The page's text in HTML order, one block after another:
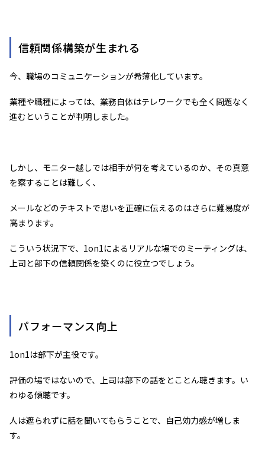
信頼関係構築が生まれる
今、職場のコミュニケーションが希薄化しています。
業種や職種によっては、業務自体はテレワークでも全く問題なく
進むということが判明しました。
しかし、モニター越しでは相手が何を考えているのか、その真意
を察することは難しく、
メールなどのテキストで思いを正確に伝えるのはさらに難易度が
高まります。
こういう状況下で、1on1によるリアルな場でのミーティングは、
上司と部下の信頼関係を築くのに役立つでしょう。
パフォーマンス向上
1on1は部下が主役です。
評価の場ではないので、上司は部下の話をとことん聴きます。い
わゆる傾聴です。
人は遮られずに話を聞いてもらうことで、自己効力感が増しま
す。